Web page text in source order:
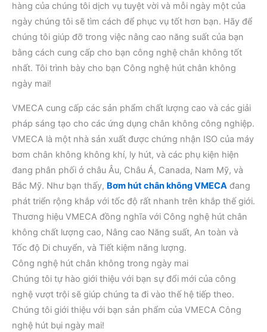
hàng của chúng tôi dịch vụ tuyệt vời và mỗi ngày một của
ngày chúng tôi sẽ tìm cách để phục vụ tốt hơn bạn. Hãy để
chúng tôi giúp đỡ trong việc nâng cao năng suất của bạn
bằng cách cung cấp cho bạn công nghệ chân không tốt
nhất. Tôi trình bày cho bạn Công nghệ hút chân không
ngày mai!
VMECA cung cấp các sản phẩm chất lượng cao và các giải
pháp sáng tạo cho các ứng dụng chân không công nghiệp.
VMECA là một nhà sản xuất được chứng nhận ISO của máy
bơm chân không không khí, ly hút, và các phụ kiện hiện
đang phân phối ở châu Âu, Châu Á, Canada, Nam Mỹ, và
Bắc Mỹ. Như bạn thấy, Bơm hút chân không VMECA đang
phát triển rộng khắp với tốc độ rất nhanh trên khắp thế giới.
Thương hiệu VMECA đồng nghĩa với Công nghệ hút chân
không chất lượng cao, Nâng cao Năng suất, An toàn và
Tốc độ Di chuyển, và Tiết kiệm năng lượng.
Công nghệ hút chân không trong ngày mai
Chúng tôi tự hào giới thiệu với bạn sự đổi mới của công
nghệ vượt trội sẽ giúp chúng ta đi vào thế hệ tiếp theo.
Chúng tôi giới thiệu với bạn sản phẩm của VMECA Công
nghệ hút bụi ngày mai!